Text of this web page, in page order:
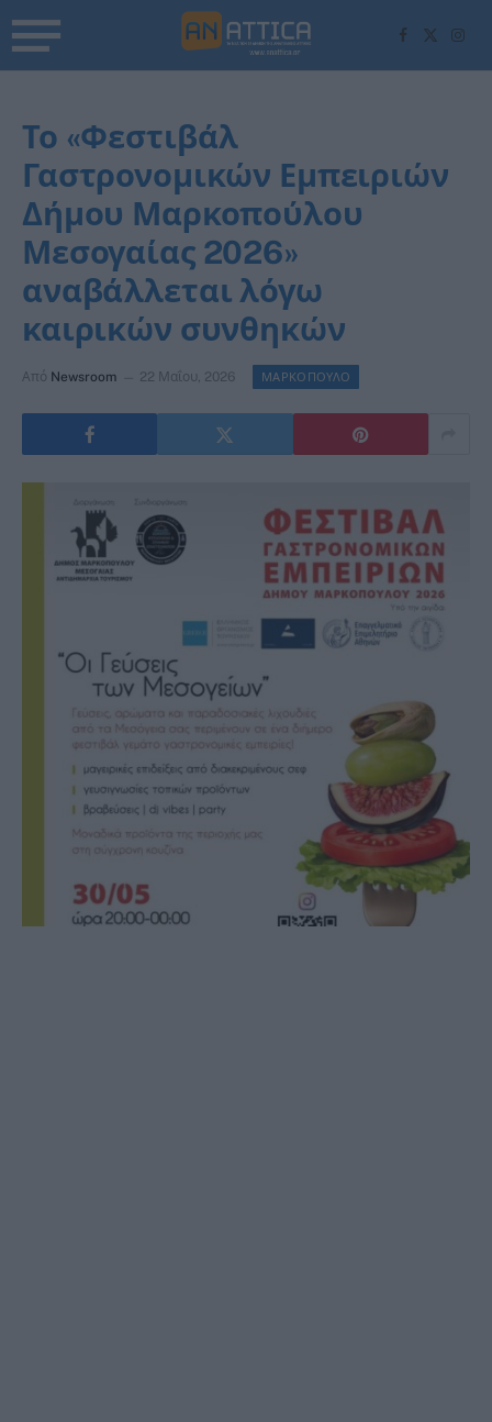
Facebook
X
(Twitter)
Το «Φεστιβάλ
Γαστρονομικών Εμπειριών
Δήμου Μαρκοπούλου
Μεσογαίας 2026»
αναβάλλεται λόγω
καιρικών συνθηκών
Από Newsroom 22 Μαΐου, 2026 ΜΑΡΚΟΠΟΥΛΟ